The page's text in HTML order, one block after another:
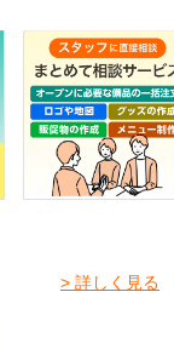
> 詳しく見る